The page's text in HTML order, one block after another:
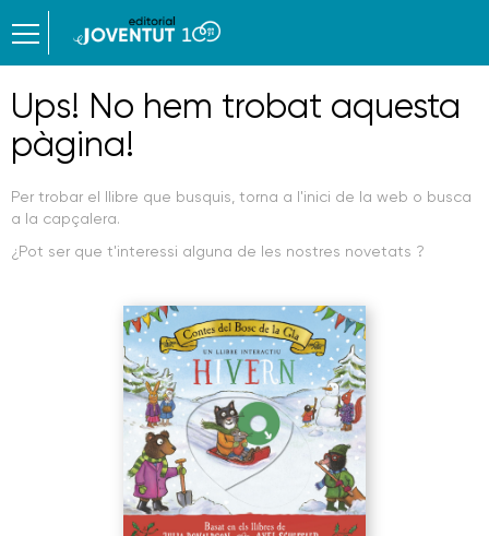
Ups! No hem trobat aquesta
pàgina!
Per trobar el llibre que busquis, torna a l'inici de la web o busca
a la capçalera.
¿Pot ser que t'interessi alguna de les nostres novetats ?